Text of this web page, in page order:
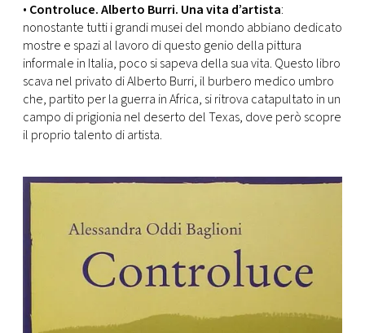
• Controluce. Alberto Burri. Una vita d’artista:
nonostante tutti i grandi musei del mondo abbiano dedicato
mostre e spazi al lavoro di questo genio della pittura
informale in Italia, poco si sapeva della sua vita. Questo libro
scava nel privato di Alberto Burri, il burbero medico umbro
che, partito per la guerra in Africa, si ritrova catapultato in un
campo di prigionia nel deserto del Texas, dove però scopre
il proprio talento di artista.